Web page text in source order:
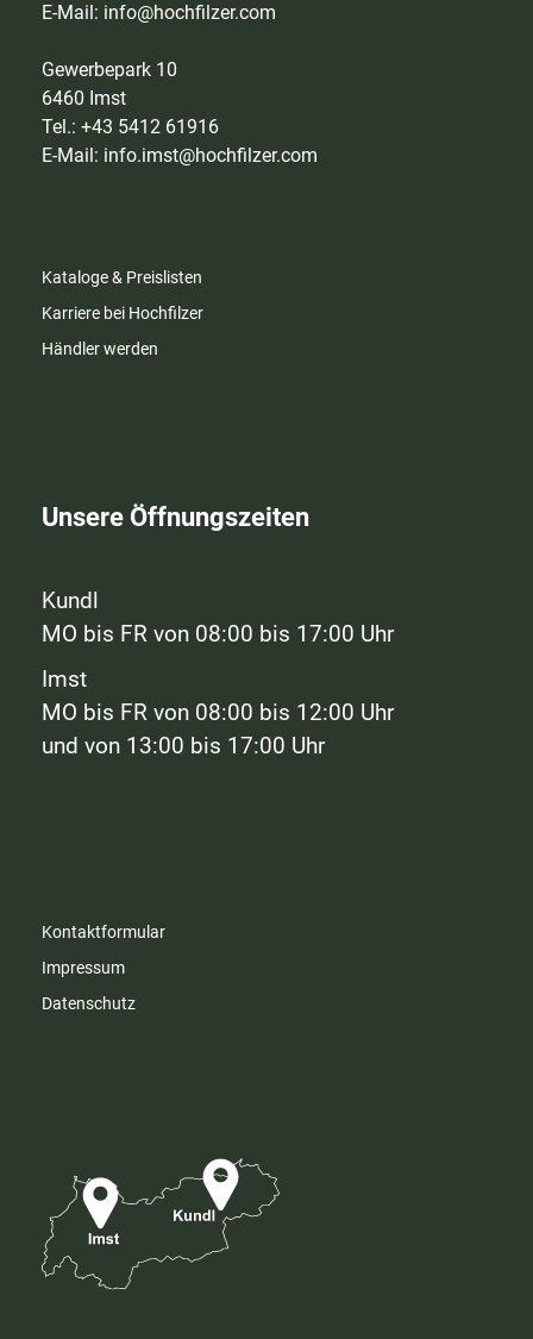
E-Mail: info@hochfilzer.com
Gewerbepark 10
6460 Imst
Tel.: +43 5412 61916
E-Mail: info.imst@hochfilzer.com
Kataloge & Preislisten
Karriere bei Hochfilzer
Händler werden
Unsere Öffnungszeiten
Kundl
MO bis FR von 08:00 bis 17:00 Uhr
Imst
MO bis FR von 08:00 bis 12:00 Uhr
und von 13:00 bis 17:00 Uhr
Kontaktformular
Impressum
Datenschutz